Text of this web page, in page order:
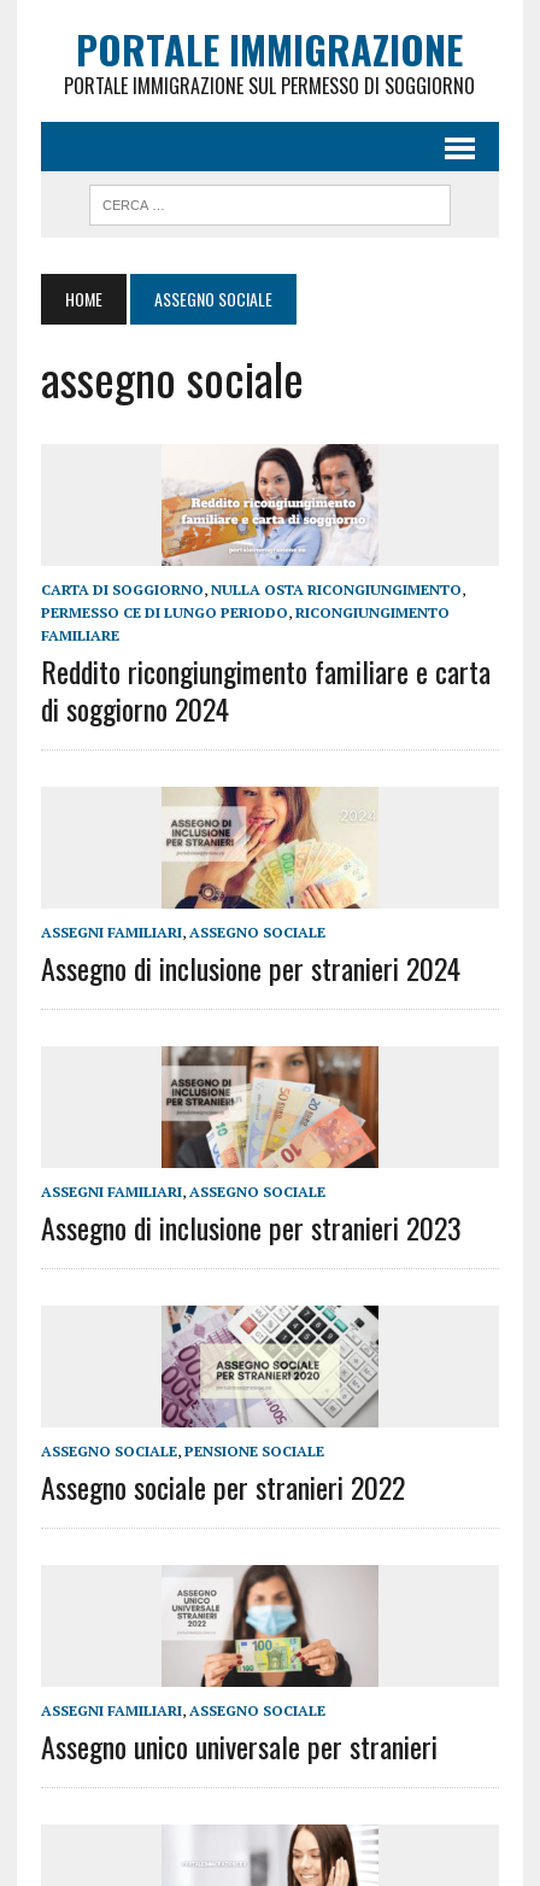
PORTALE IMMIGRAZIONE
PORTALE IMMIGRAZIONE SUL PERMESSO DI SOGGIORNO
HOME ASSEGNO SOCIALE
assegno sociale
CARTA DI SOGGIORNO, NULLA OSTA RICONGIUNGIMENTO,
PERMESSO CE DI LUNGO PERIODO, RICONGIUNGIMENTO
FAMILIARE
Reddito ricongiungimento familiare e carta
di soggiorno 2024
ASSEGNI FAMILIARI, ASSEGNO SOCIALE
Assegno di inclusione per stranieri 2024
ASSEGNI FAMILIARI, ASSEGNO SOCIALE
Assegno di inclusione per stranieri 2023
ASSEGNO SOCIALE, PENSIONE SOCIALE
Assegno sociale per stranieri 2022
ASSEGNI FAMILIARI, ASSEGNO SOCIALE
Assegno unico universale per stranieri